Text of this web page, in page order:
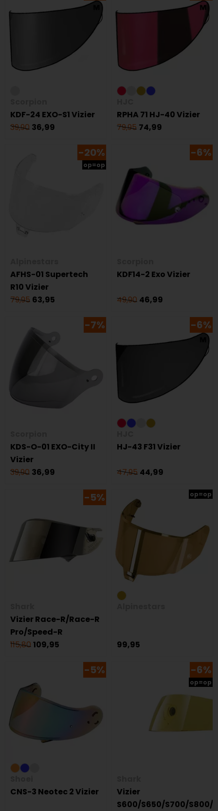
KDF-24 EXO-S1 Vizier
39,90 36,99
RPHA 71 HJ-40 Vizier
79,95 74,99
-20%
op=op
AFHS-01 Supertech
R10 Vizier
79,95 63,95
-6%
KDF14-2 Exo Vizier
49,90 46,99
-7%
KDS-O-01 EXO-City II
Vizier
39,90 36,99
-6%
HJ-43 F31 Vizier
47,95 44,99
-5%
Vizier Race-R/Race-R
Pro/Speed-R
115,80109,95
op=op
99,95
-5%
CNS-3 Neotec 2 Vizier
-6%
op=op
Vizier
S600/S650/S700/S800/